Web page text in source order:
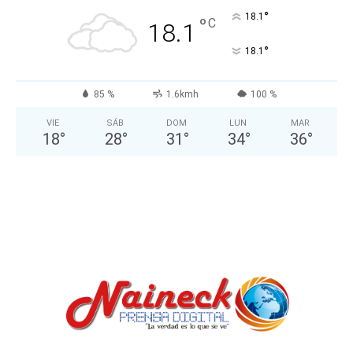
18.1 °C 18.1 °
18.1 °
85 % 1.6kmh 100 %
VIE
18°
SÁB
28°
DOM
31 °
LUN
34°
MAR
36°